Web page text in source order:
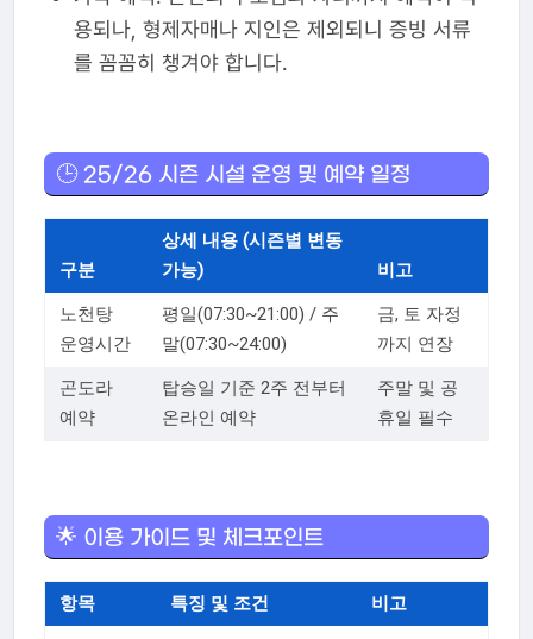
용되나, 형제자매나 지인은 제외되니 증빙 서류
를 꼼꼼히 챙겨야 합니다.
🕒 25/26 시즌 시설 운영 및 예약 일정
구분
상세 내용 (시즌별 변동
가능)
비고
노천탕
운영시간
평일(07:30~21:00) / 주
말(07:30~24:00)
금, 토 자정
까지 연장
곤도라
예약
탑승일 기준 2주 전부터
온라인 예약
주말 및 공
휴일 필수
🌟 이용 가이드 및 체크포인트
항목 특징 및 조건 비고